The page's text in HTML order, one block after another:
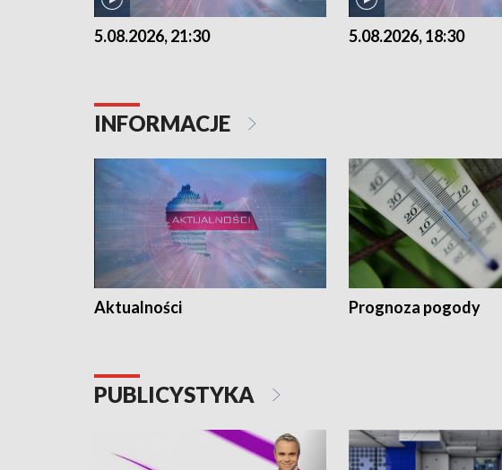
5.08.2026, 21:30 5.08.2026, 18:30
INFORMACJE
Aktualności Prognoza pogody
PUBLICYSTYKA